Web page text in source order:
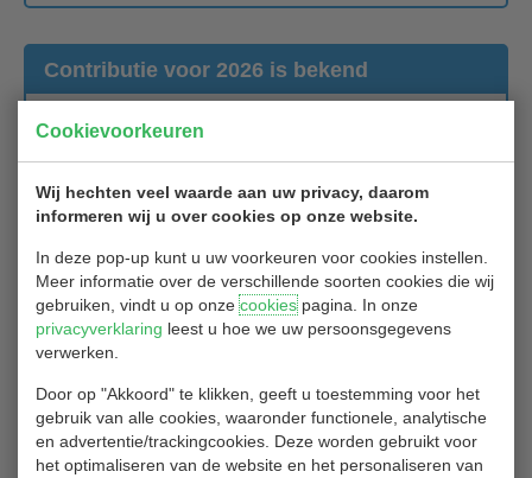
Cookievoorkeuren
Wij hechten veel waarde aan uw privacy, daarom
informeren wij u over cookies op onze website.
In deze pop-up kunt u uw voorkeuren voor cookies instellen.
Meer informatie over de verschillende soorten cookies die wij
gebruiken, vindt u op onzecookiespagina. In onze
privacyverklaring leest u hoe we uw persoonsgegevens
verwerken.
Door op "Akkoord" te klikken, geeft u toestemming voor het
gebruik van alle cookies, waaronder functionele, analytische
en advertentie/trackingcookies. Deze worden gebruikt voor
het optimaliseren van de website en het personaliseren van
Contributie voor 2026 is bekend
28/11/2025
De clubcontributie voor 2026 van Golfclub Hitland
Het bedrag dat de golfclub in rekening brengt bij de leden bestaat
aan contributie en € 26,50 aan registratiekosten aan de NGF.
De clubcontributie is, zoals de laatste jaren, gelijk gebleven, maar
de NGF heeft de registratiebijdrage verhoogd van € 25,- naar €
26,50.
Ieder lid krijgt binnenkort van onze penningmeester een e-mail
met het verzoek hettotale bedrag van € 126,50over te maken
naar de rekening van Golfclub Hitland. Nadere uitleg en toelichting
vind je in deze e-mail.